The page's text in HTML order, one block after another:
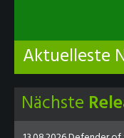
Aktuelleste
Nächste